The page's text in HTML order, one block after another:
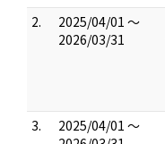
2.
2025/04/01 ～
2026/03/31
3.
2025/04/01 ～